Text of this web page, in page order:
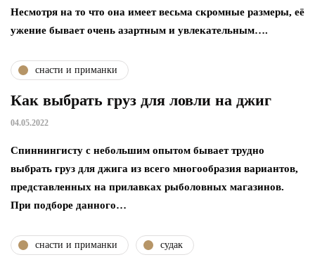
Несмотря на то что она имеет весьма скромные размеры, её
ужение бывает очень азартным и увлекательным….
снасти и приманки
Как выбрать груз для ловли на джиг
04.05.2022
Спиннингисту с небольшим опытом бывает трудно
выбрать груз для джига из всего многообразия вариантов,
представленных на прилавках рыболовных магазинов.
При подборе данного…
снасти и приманки судак